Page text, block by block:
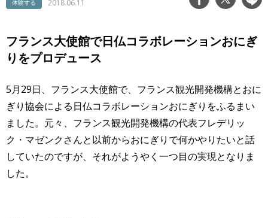
体験する 2018.06.11
フランス大使館で日仏コラボレーションおにぎ
りをプロデュース
5月29日、フランス大使館で、フランス観光開発機構とおに
ぎり協会による日仏コラボレーションおにぎりをふるまい
ました。元々、フランス観光開発機構の代表フレデリッ
ク・マゼンクさんと以前からおにぎりで何かやりたいと話
していたのですが、それがようやく一つ目の実現となりま
した。